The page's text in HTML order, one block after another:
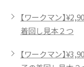
【ワークマン】
着回し見本２つ
【ワークマン】